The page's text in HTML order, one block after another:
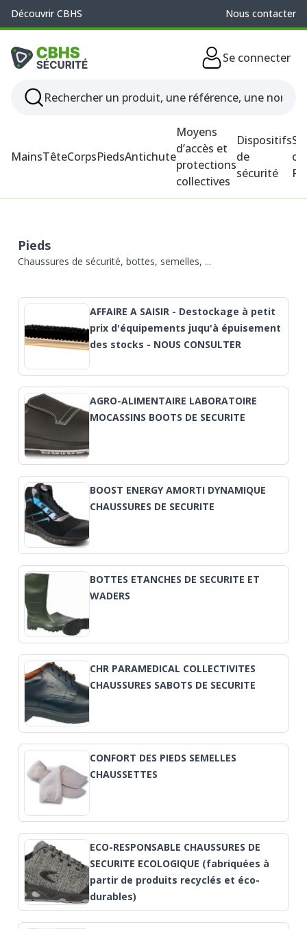
Découvrir CBHS Nous contacter
Se connecter
MainsTêteCorpsPiedsAntichute
Moyens
d’accès et
protections
collectives
Dispositifs
de
sécurité
Pieds
Chaussures de sécurité, bottes, semelles, ...
AFFAIRE A SAISIR - Destockage à petit
prix d'équipements juqu'à épuisement
des stocks - NOUS CONSULTER
AGRO-ALIMENTAIRE LABORATOIRE
MOCASSINS BOOTS DE SECURITE
BOOST ENERGY AMORTI DYNAMIQUE
CHAUSSURES DE SECURITE
BOTTES ETANCHES DE SECURITE ET
WADERS
CHR PARAMEDICAL COLLECTIVITES
CHAUSSURES SABOTS DE SECURITE
CONFORT DES PIEDS SEMELLES
CHAUSSETTES
ECO-RESPONSABLE CHAUSSURES DE
SECURITE ECOLOGIQUE (fabriquées à
partir de produits recyclés et éco-
durables)